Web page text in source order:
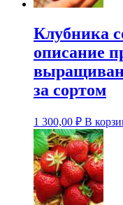
Клубника
описание
за сортом
1 300,00 ₽ В